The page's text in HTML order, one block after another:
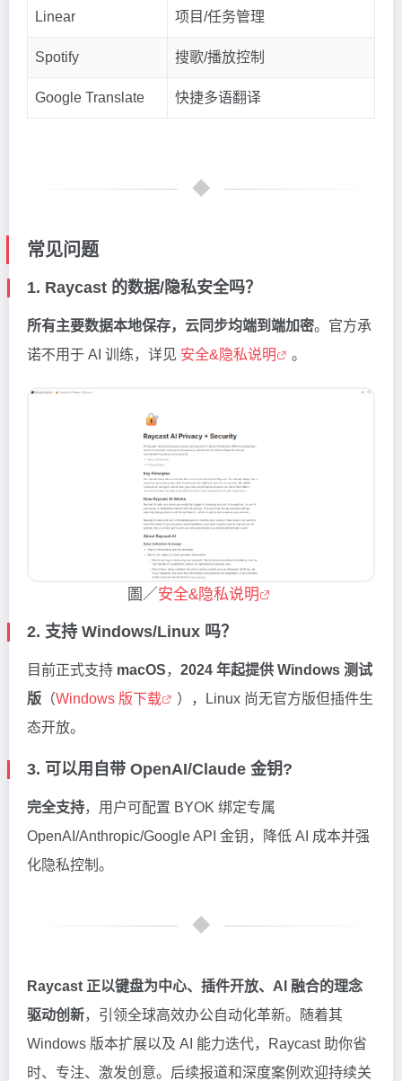
Linear 项目/任务管理
Spotify 搜歌/播放控制
Google Translate 快捷多语翻译
常见问题
1. Raycast 的数据/隐私安全吗？
所有主要数据本地保存，云同步均端到端加密。官方承
诺不用于 AI 训练，详见 安全&隐私说明 。
圖／安全&隐私说明
2. 支持 Windows/Linux 吗？
目前正式支持 macOS， 2024 年起提供 Windows 测试
版 （Windows 版下载
），Linux 尚无官方版但插件生
态开放。
3. 可以用自带 OpenAI/Claude 金钥?
完全支持，用户可配置 BYOK 绑定专属
OpenAI/Anthropic/Google API 金钥，降低 AI 成本并强
化隐私控制。
Raycast 正以键盘为中心、插件开放、AI 融合的理念
驱动创新，引领全球高效办公自动化革新。随着其
Windows 版本扩展以及 AI 能力迭代，Raycast 助你省
时、专注、激发创意。后续报道和深度案例欢迎持续关